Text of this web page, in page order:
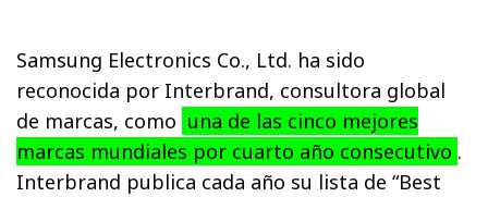
Samsung Electronics Co., Ltd. ha sido
reconocida por Interbrand, consultora global
de marcas, como una de las cinco mejores
marcas mundiales por cuarto año consecutivo .
Interbrand publica cada año su lista de “Best